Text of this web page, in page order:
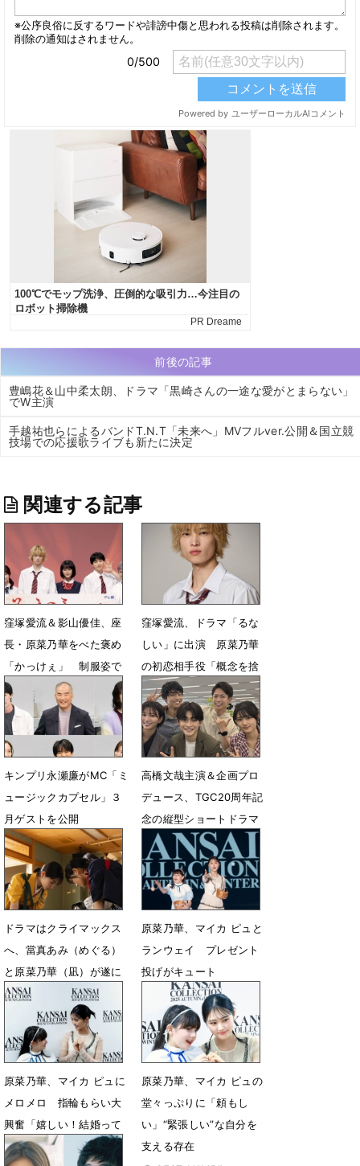
前後の記事
豊嶋花＆山中柔太朗、ドラマ「黒崎さんの一途な愛がとまらない」
でW主演
手越祐也らによるバンドT.N.T「未来へ」MVフルver.公開＆国立競
技場での応援歌ライブも新たに決定
関連する記事
窪塚愛流＆影山優佳、座
長・原菜乃華をべた褒め
「かっけぇ」 制服姿で
会見
3月31日 07時36分
窪塚愛流、ドラマ「るな
しい」に出演 原菜乃華
の初恋相手役「概念を捨
てて演じ切りたい」
3月17日 07時30分
キンプリ永瀬廉がMC「ミ
ュージックカプセル」３
月ゲストを公開
2月28日 15時08分
高橋文哉主演＆企画プロ
デュース、TGC20周年記
念の縦型ショートドラマ
配信決定
9月6日 21時22分
ドラマはクライマックス
へ、當真あみ（めぐる）
と原菜乃華（凪）が遂に
激突：「ちはやふる」最
終回あらすじ
9月4日 07時00分
原菜乃華、マイカ ピュと
ランウェイ プレゼント
投げがキュート
8月7日 10時24分
原菜乃華、マイカ ピュに
メロメロ 指輪もらい大
興奮「嬉しい！結婚って
こと？」
原菜乃華、マイカ ピュの
堂々っぷりに「頼もし
い」“緊張しい”な自分を
支える存在